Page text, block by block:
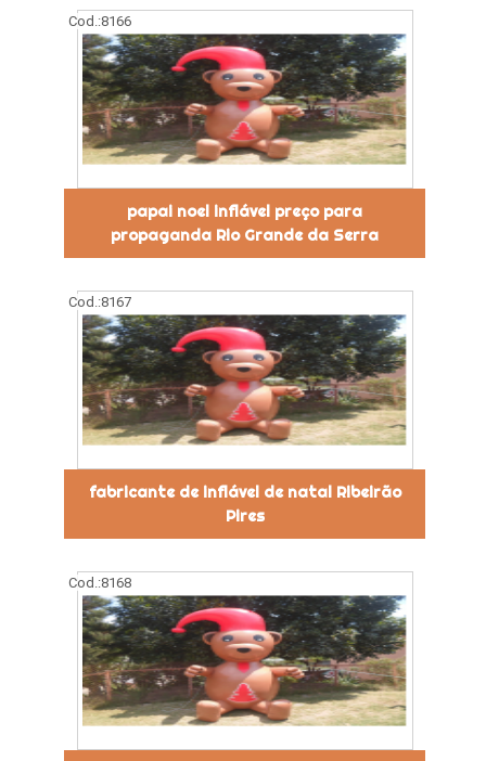
Cod.:8166
papai noel inflável preço para
propaganda Rio Grande da Serra
Cod.:8167
fabricante de inflável de natal Ribeirão
Pires
Cod.:8168